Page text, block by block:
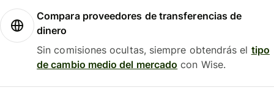
Compara proveedores de transferencias de
dinero
Sin comisiones ocultas, siempre obtendrás el tipo
de cambio medio del mercado con Wise.